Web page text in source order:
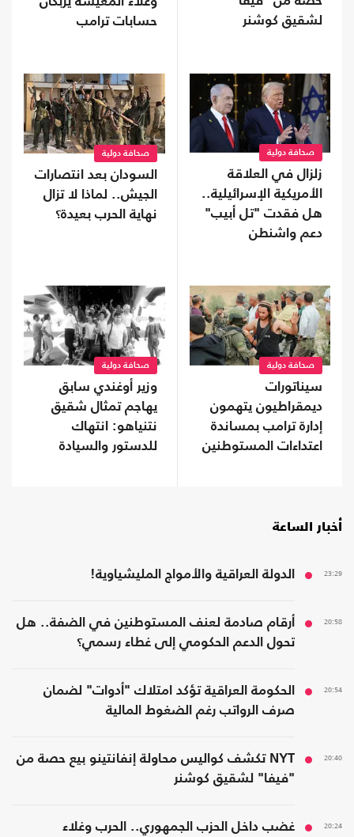
لشقيق كوشنر
حسابات ترامب
صحافة دولية
زلزال في العلاقة
الأمريكية الإسرائيلية..
هل فقدت "تل أبيب"
دعم واشنطن
صحافة دولية
السودان بعد انتصارات
الجيش.. لماذا لا تزال
نهاية الحرب بعيدة؟
صحافة دولية
سيناتورات
ديمقراطيون يتهمون
إدارة ترامب بمساندة
اعتداءات المستوطنين
صحافة دولية
وزير أوغندي سابق
يهاجم تمثال شقيق
نتنياهو: انتهاك
للدستور والسيادة
أخبار الساعة
23:29 الدولة العراقية والأمواج المليشياوية!
20:58
أرقام صادمة لعنف المستوطنين في الضفة.. هل
تحول الدعم الحكومي إلى غطاء رسمي؟
20:54
الحكومة العراقية تؤكد امتلاك "أدوات" لضمان
صرف الرواتب رغم الضغوط المالية
20:40
NYT تكشف كواليس محاولة إنفانتينو بيع حصة من
"فيفا" لشقيق كوشنر
20:24
غضب داخل الحزب الجمهوري.. الحرب وغلاء